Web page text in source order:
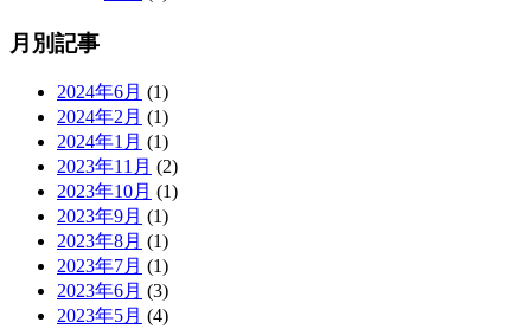
月別記事
2024年6月 (1)
2024年2月 (1)
2024年1月 (1)
2023年11月 (2)
2023年10月 (1)
2023年9月 (1)
2023年8月 (1)
2023年7月 (1)
2023年6月 (3)
2023年5月 (4)